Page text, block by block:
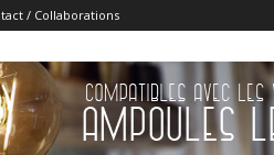
/ Collaborations